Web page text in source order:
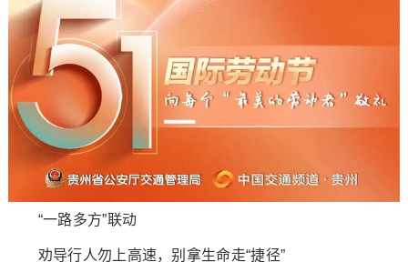
“一路多方”联动
劝导行人勿上高速，别拿生命走“捷径”